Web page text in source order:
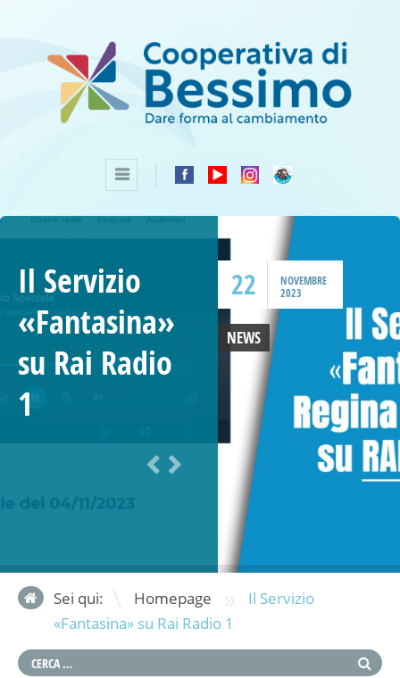
22
NOVEMBRE
2023
Il Servizio
«Fantasina»
su Rai Radio
1
NEWS
Sei qui: Homepage »
Il Servizio
«Fantasina» su Rai Radio 1